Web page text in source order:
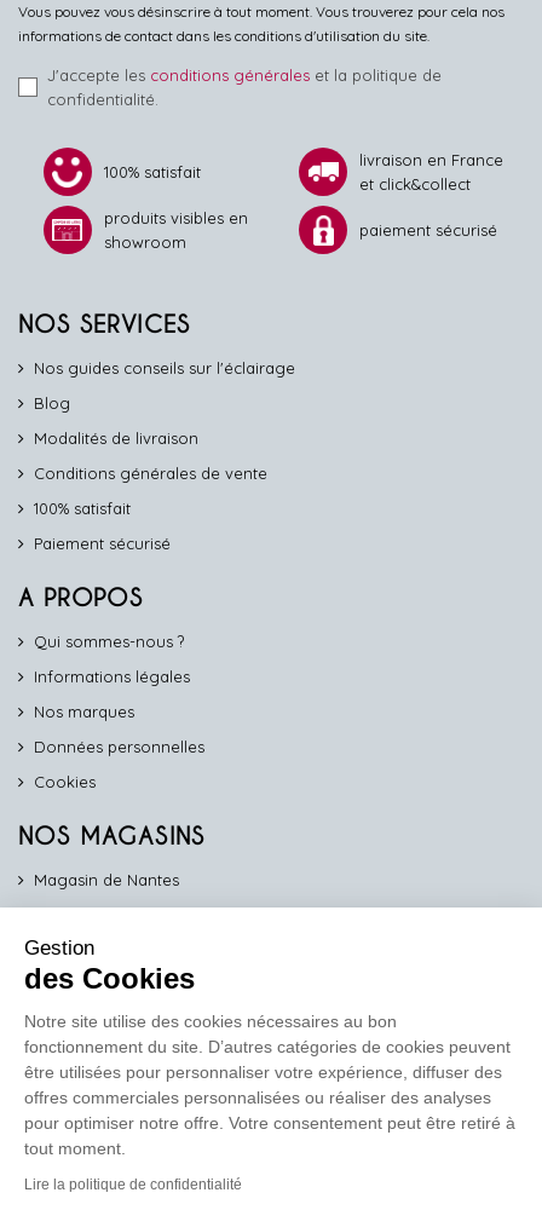
Vous pouvez vous désinscrire à tout moment. Vous trouverez pour cela nos
informations de contact dans les conditions d'utilisation du site.
J'accepte les conditions générales et la politique de
confidentialité.
100% satisfait
livraison en France
et click&collect
produits visibles en
showroom
paiement sécurisé
NOS SERVICES
Nos guides conseils sur l'éclairage
Blog
Modalités de livraison
Conditions générales de vente
100% satisfait
Paiement sécurisé
A PROPOS
Qui sommes-nous ?
Informations légales
Nos marques
Données personnelles
Cookies
NOS MAGASINS
Magasin de Nantes
Magasin de Vannes
Magasin d'Orléans
COMPTOIR PRO
work
Comptoir des Lustres vous propose ses services dédiés aux
Gestion
des Cookies
Notre site utilise des cookies nécessaires au bon
fonctionnement du site. D’autres catégories de cookies peuvent
être utilisées pour personnaliser votre expérience, diffuser des
offres commerciales personnalisées ou réaliser des analyses
pour optimiser notre offre. Votre consentement peut être retiré à
tout moment.
Lire la politique de confidentialité